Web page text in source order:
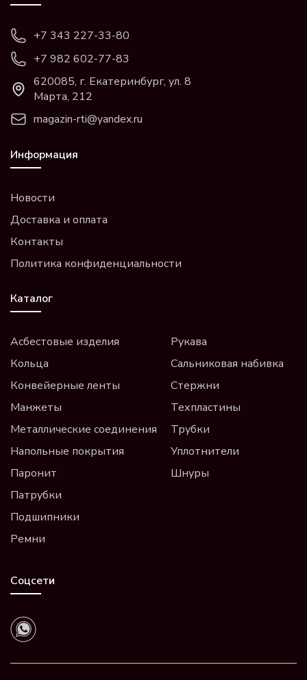
+7 343 227-33-80
+7 982 602-77-83
620085, г. Екатеринбург, ул. 8
Марта, 212
magazin-rti@yandex.ru
Информация
Новости
Доставка и оплата
Контакты
Политика конфиденциальности
Каталог
Асбестовые изделия
Кольца
Конвейерные ленты
Манжеты
Металлические соединения
Напольные покрытия
Паронит
Патрубки
Подшипники
Ремни
Рукава
Сальниковая набивка
Стержни
Техпластины
Трубки
Уплотнители
Шнуры
Соцсети